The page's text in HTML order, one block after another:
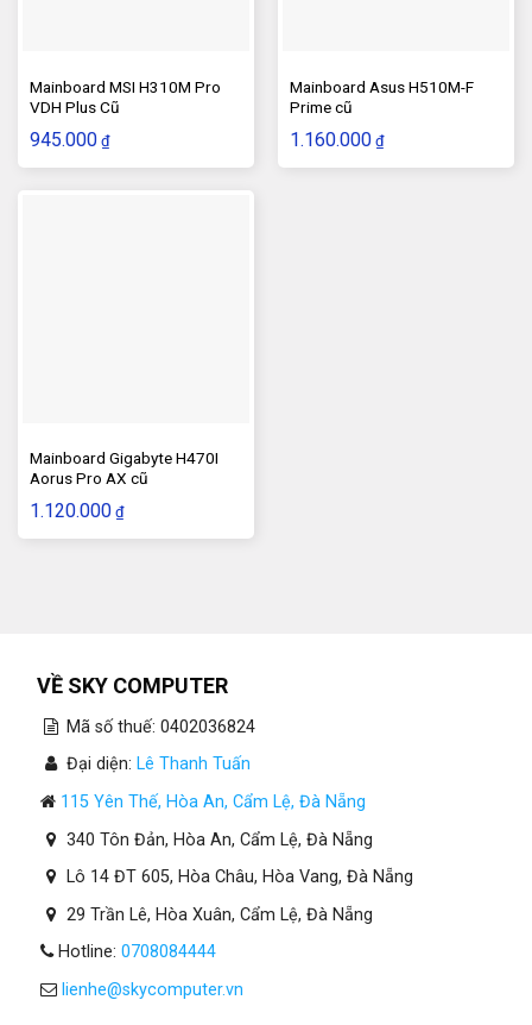
Mainboard MSI H310M Pro
VDH Plus Cũ
945.000 ₫
Mainboard Asus H510M-F
Prime cũ
1.160.000 ₫
Mainboard Gigabyte H470I
Aorus Pro AX cũ
1.120.000 ₫
VỀ SKY COMPUTER
Mã số thuế: 0402036824
Đại diện: Lê Thanh Tuấn
115 Yên Thế, Hòa An, Cẩm Lệ, Đà Nẵng
340 Tôn Đản, Hòa An, Cẩm Lệ, Đà Nẵng
Lô 14 ĐT 605, Hòa Châu, Hòa Vang, Đà Nẵng
29 Trần Lê, Hòa Xuân, Cẩm Lệ, Đà Nẵng
Hotline: 0708084444
lienhe@skycomputer.vn